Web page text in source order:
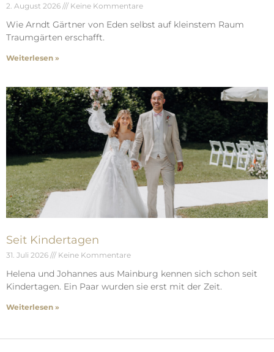
2. August 2026 Keine Kommentare
Wie Arndt Gärtner von Eden selbst auf kleinstem Raum
Traumgärten erschafft.
Weiterlesen »
Seit Kindertagen
31. Juli 2026 Keine Kommentare
Helena und Johannes aus Mainburg kennen sich schon seit
Kindertagen. Ein Paar wurden sie erst mit der Zeit.
Weiterlesen »